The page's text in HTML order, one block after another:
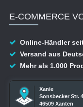
E-COMMERCE
Online-Händler
Versand aus
Mehr als 1.000
Xanie
Sonsbecker Str.
46509 Xanten